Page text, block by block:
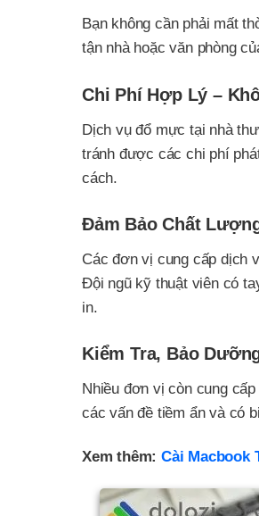
Bạn không cần phải mất
tận nhà hoặc văn phòng
Chi Phí Hợp Lý –
Dịch vụ đổ mực tại nhà
tránh được các chi phí
cách.
Đảm Bảo Chất
Các đơn vị cung cấp dịch
Đội ngũ kỹ thuật viên có
in.
Kiểm Tra, Bảo
Nhiều đơn vị còn cung
các vấn đề tiềm ẩn và có
Xem thêm:Cài Macbook